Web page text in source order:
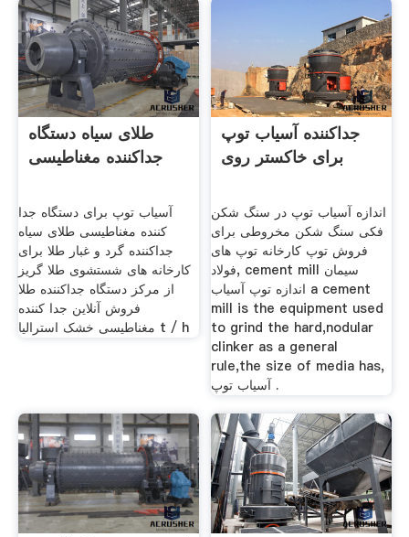
طلای سیاه دستگاه
جداکننده مغناطیسی
آسیاب توپ برای دستگاه جدا
کننده مغناطیسی طلای سیاه
جداکننده گرد و غبار طلا برای
کارخانه های شستشوی طلا گریز
از مرکز دستگاه جداکننده طلا
فروش آنلاین جدا کننده
مغناطیسی خشک استرالیا t / h
جداکننده آسیاب توپ
برای خاکستر روی
اندازه آسیاب توپ در سنگ شکن
فکی سنگ شکن مخروطی برای
فروش توپ کارخانه توپ های
فولاد, cement mill سیمان
اندازه توپ آسیاب a cement
mill is the equipment used
to grind the hard,nodular
clinker as a general
rule,the size of media has,
آسیاب توپ .